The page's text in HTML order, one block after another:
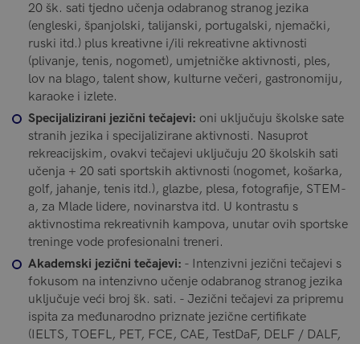
20 šk. sati tjedno učenja odabranog stranog jezika
(engleski, španjolski, talijanski, portugalski, njemački,
ruski itd.) plus kreativne i/ili rekreativne aktivnosti
(plivanje, tenis, nogomet), umjetničke aktivnosti, ples,
lov na blago, talent show, kulturne večeri, gastronomiju,
karaoke i izlete.
Specijalizirani jezični tečajevi: oni uključuju školske sate
stranih jezika i specijalizirane aktivnosti. Nasuprot
rekreacijskim, ovakvi tečajevi uključuju 20 školskih sati
učenja + 20 sati sportskih aktivnosti (nogomet, košarka,
golf, jahanje, tenis itd.), glazbe, plesa, fotografije, STEM-
a, za Mlade lidere, novinarstva itd. U kontrastu s
aktivnostima rekreativnih kampova, unutar ovih sportske
treninge vode profesionalni treneri.
Akademski jezični tečajevi: - Intenzivni jezični tečajevi s
fokusom na intenzivno učenje odabranog stranog jezika
uključuje veći broj šk. sati. - Jezični tečajevi za pripremu
ispita za međunarodno priznate jezične certifikate
(IELTS, TOEFL, PET, FCE, CAE, TestDaF, DELF / DALF,